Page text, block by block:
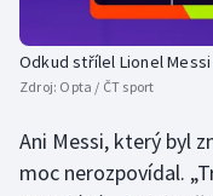
Odkud střílel Lionel
Zdroj: Opta / ČT sport
Ani Messi, který byl
moc nerozpovídal.